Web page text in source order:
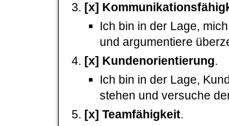
[x]
Ich bin in der Lage,
und argumentiere
[x] Kundenorientierung.
Ich bin in der Lage,
stehen und versuche
[x] Teamfähigkeit.